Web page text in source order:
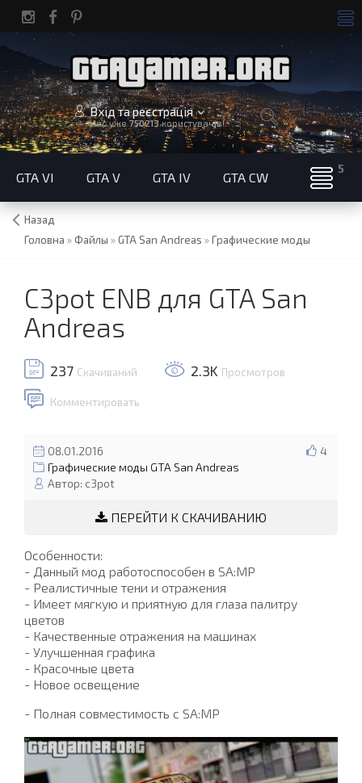
Вхід та реєстрація
Нас уже750213користувачів!
GTA VI GTA V GTA IV GTA CW
Назад
Головна »Файлы » GTA San Andreas »Графические моды
C3pot ENB для GTA San
Andreas
237 Скачиваний 2.3K Просмотров
Комментировать
4
08.01.2016
Графические моды GTA San Andreas
Автор: c3pot
ПЕРЕЙТИ К СКАЧИВАНИЮ
Особенности:
- Данный мод работоспособен в SA:MP
- Реалистичные тени и отражения
- Имеет мягкую и приятную для глаза палитру
цветов
- Качественные отражения на машинах
- Улучшенная графика
- Красочные цвета
- Новое освещение
- Полная совместимость с SA:MP